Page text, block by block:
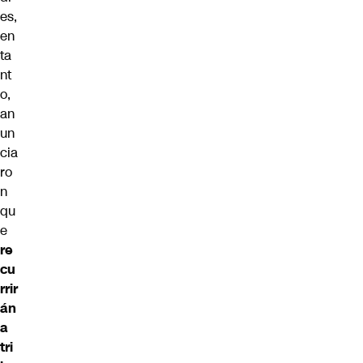
es,
en
ta
nt
o,
an
un
cia
ro
n
qu
e
re
cu
rrir
án
a
tri